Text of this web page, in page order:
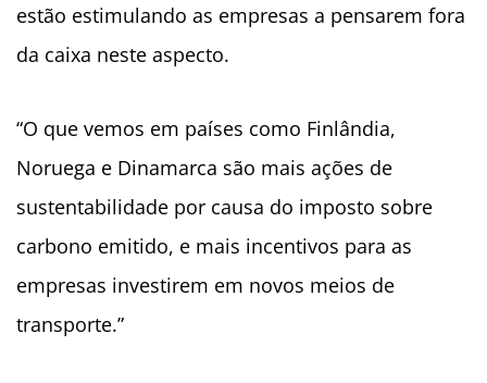
estão estimulando as empresas a pensarem fora
da caixa neste aspecto.
“O que vemos em países como Finlândia,
Noruega e Dinamarca são mais ações de
sustentabilidade por causa do imposto sobre
carbono emitido, e mais incentivos para as
empresas investirem em novos meios de
transporte.”